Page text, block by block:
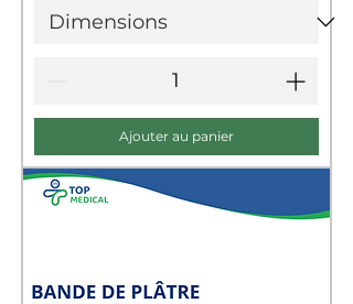
Ajouter au panier